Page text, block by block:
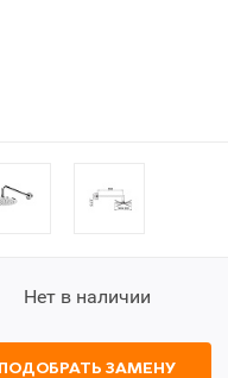
Нет в наличии
ПОДОБРАТЬ ЗАМЕНУ